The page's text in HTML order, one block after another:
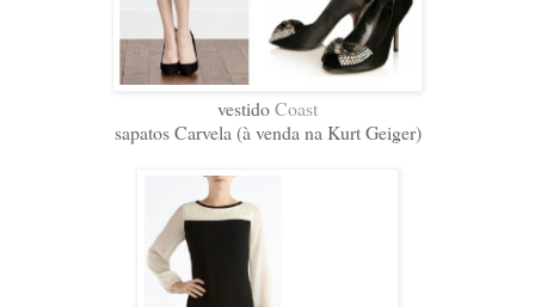
vestidoCoast
sapatos Carvela (à venda na Kurt Geiger)